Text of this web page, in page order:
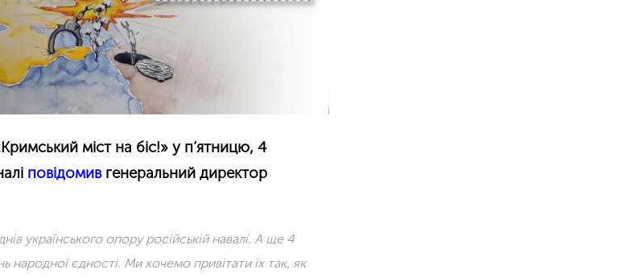
міст на біс!» у п’ятницю, 4
повідомивгенеральний директор
українського опору російській навалі. А ще 4
народної єдності. Ми хочемо привітати їх так, як